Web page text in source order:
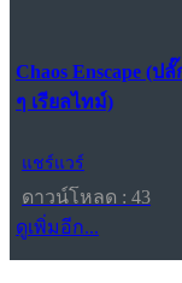
Chaos Enscape (
ๆ เรียลไทม์)
แชร์แวร์
ดาวน์โหลด : 43
ดูเพิ่มอีก...